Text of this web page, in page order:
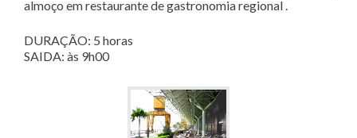
almoço em restaurante de gastronomia regional .
DURAÇÃO: 5 horas
SAIDA: às 9h00